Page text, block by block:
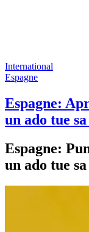
International
Espagne
Espagne:
un ado tue
Espagne:
un ado tue